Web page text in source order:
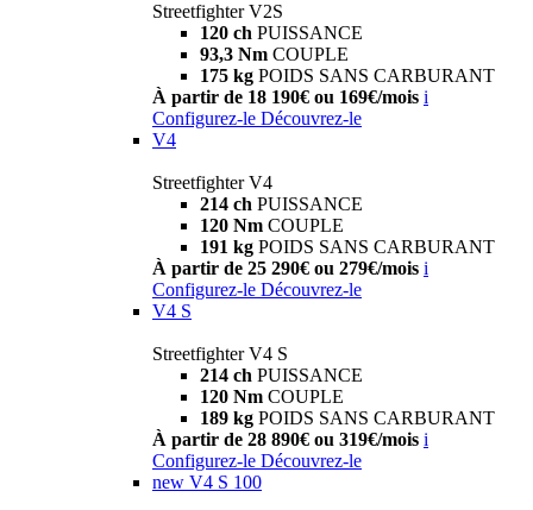
Streetfighter V2S
120 ch PUISSANCE
93,3 Nm COUPLE
175 kg POIDS SANS CARBURANT
À partir de 18 190€ ou 169€/mois i
Configurez-le Découvrez-le
V4
Streetfighter V4
214 ch PUISSANCE
120 Nm COUPLE
191 kg POIDS SANS CARBURANT
À partir de 25 290€ ou 279€/mois i
Configurez-le Découvrez-le
V4 S
Streetfighter V4 S
214 ch PUISSANCE
120 Nm COUPLE
189 kg POIDS SANS CARBURANT
À partir de 28 890€ ou 319€/mois i
Configurez-le Découvrez-le
new V4 S 100